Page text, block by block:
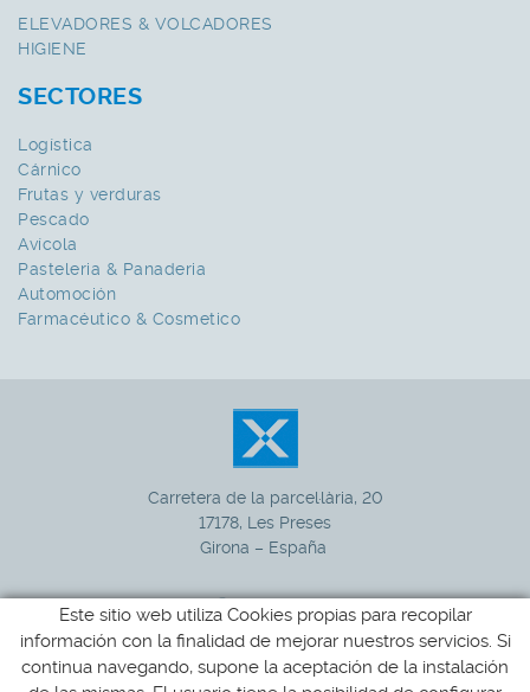
ELEVADORES & VOLCADORES
HIGIENE
SECTORES
Logística
Cárnico
Frutas y verduras
Pescado
Avícola
Pasteleria & Panaderia
Automoción
Farmacéutico & Cosmetico
Carretera de la parcel·lària, 20
17178, Les Preses
Girona – España
+34972 265 100
Este sitio web utiliza Cookies propias para recopilar
información con la finalidad de mejorar nuestros servicios. Si
continua navegando, supone la aceptación de la instalación